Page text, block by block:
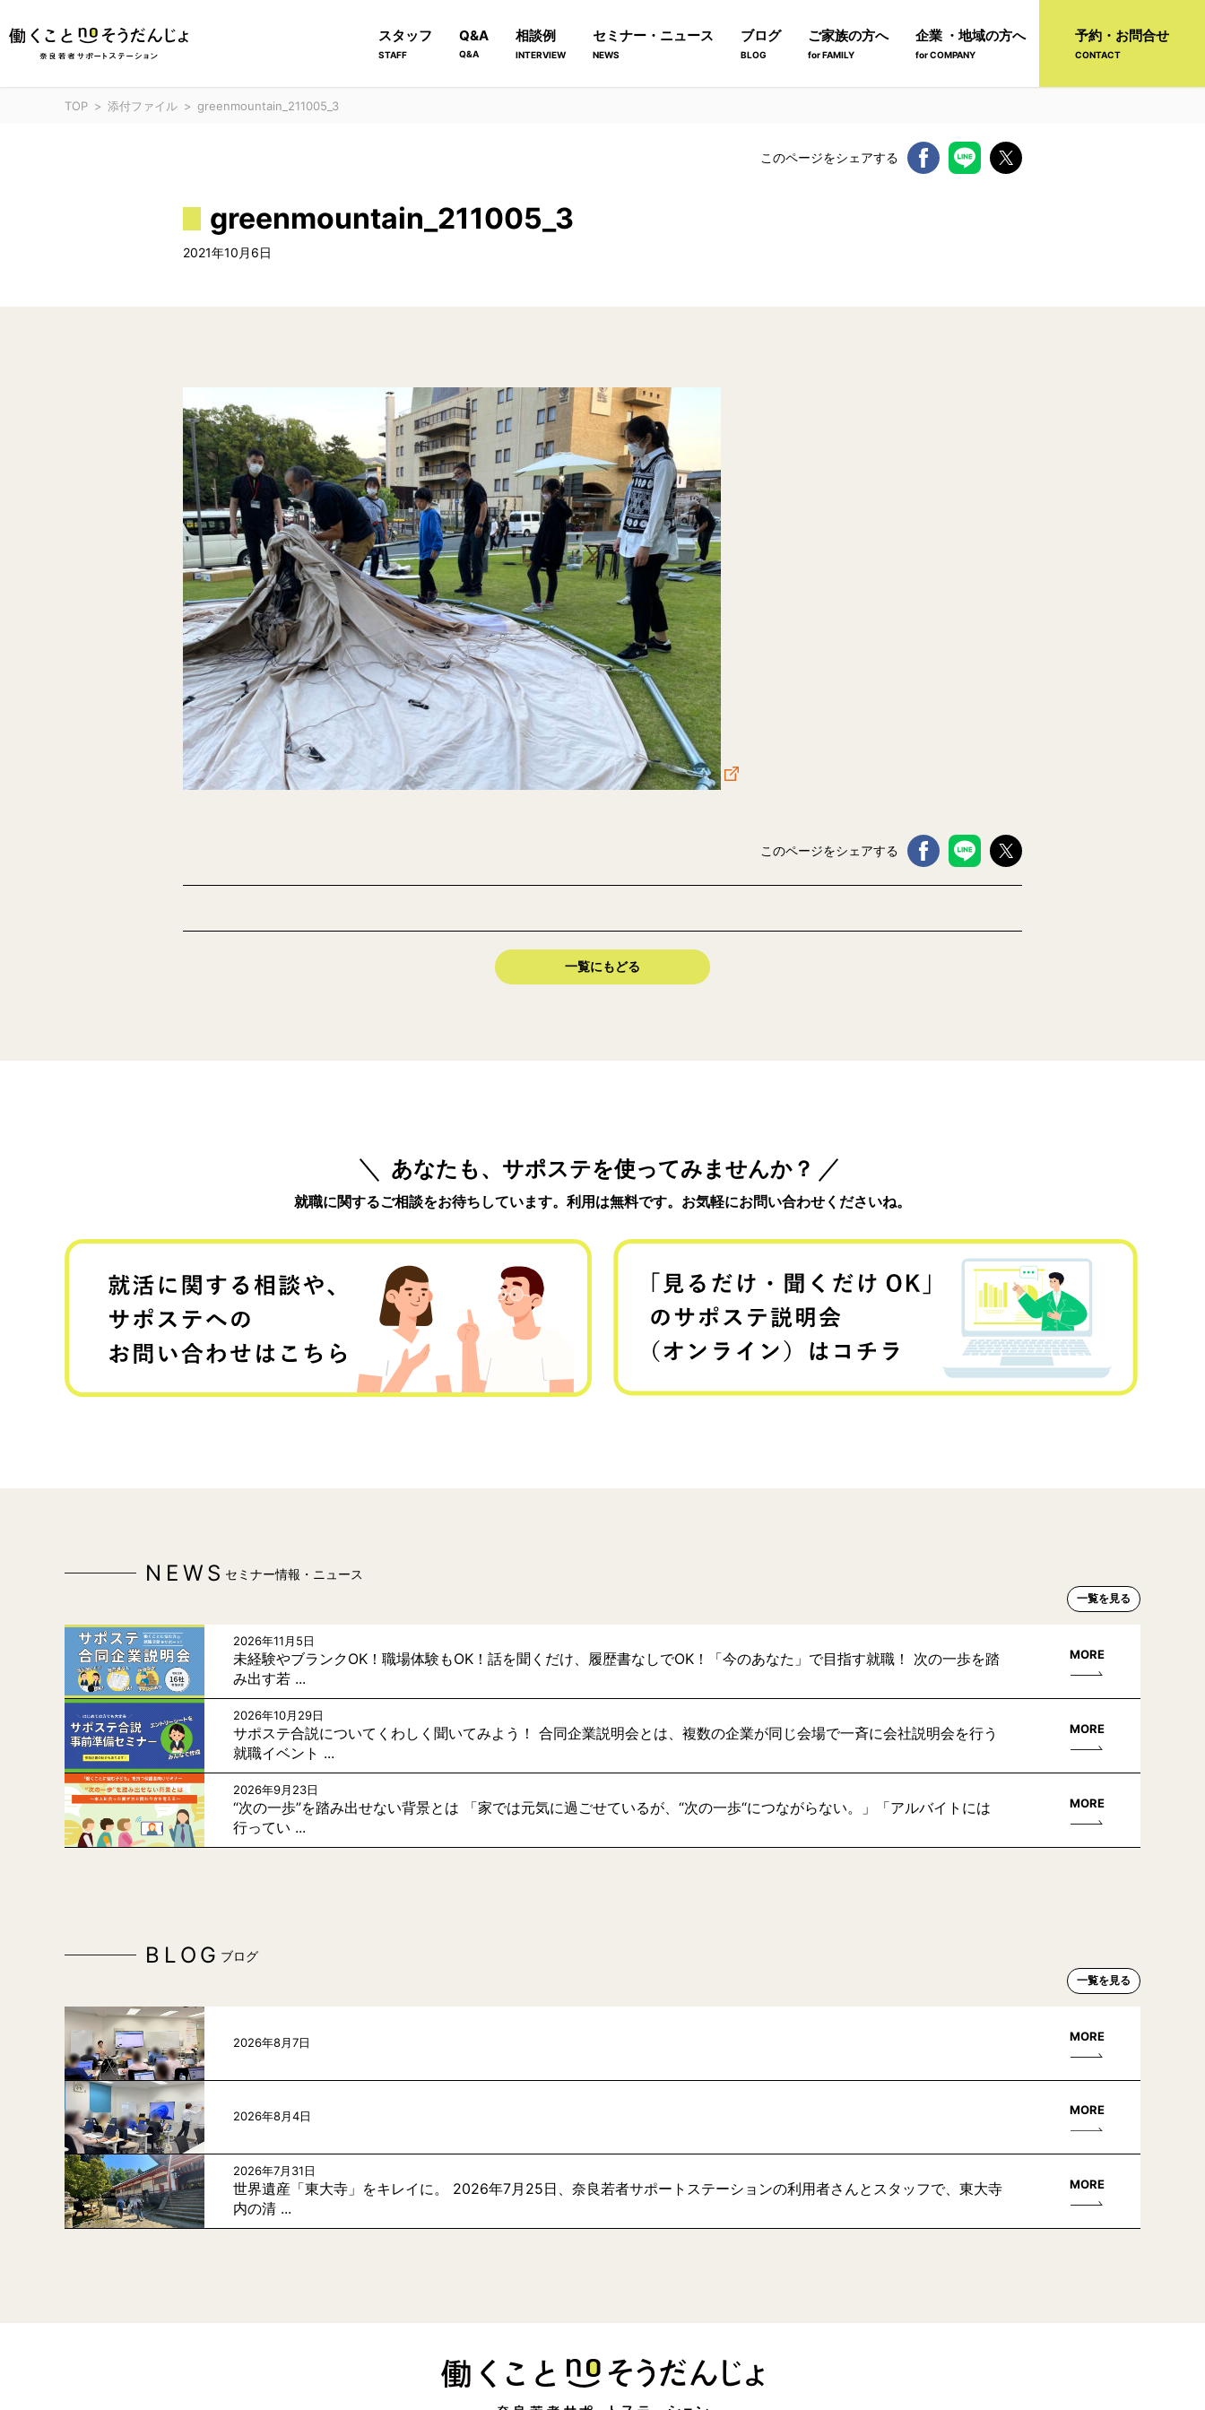
スタッフ
STAFF
Q&A
Q&A
相談例
INTERVIEW
セミナー・ニュース
NEWS
ブログ
BLOG
ご家族の方へ
for FAMILY
企業 ・地域の方へ
for COMPANY
予約・お問合せ
CONTACT
TOP 添付ファイル greenmountain_211005_3
このページをシェアする
greenmountain_211005_3
2021年10月6日
このページをシェアする
一覧にもどる
あなたも、サポステを使ってみませんか？
就職に関するご相談をお待ちしています。利用は無料です。お気軽にお問い合わせくださいね。
NEWS セミナー情報・ニュース
一覧を見る
2026年11月5日
未経験やブランクOK！職場体験もOK！話を聞くだけ、履歴書なしでOK！「今のあなた」で目指す就職！ 次の一歩を踏
み出す若 ...
MORE
2026年10月29日
サポステ合説についてくわしく聞いてみよう！ 合同企業説明会とは、複数の企業が同じ会場で一斉に会社説明会を行う
就職イベント ...
MORE
2026年9月23日
“次の一歩”を踏み出せない背景とは 「家では元気に過ごせているが、“次の一歩“につながらない。」「アルバイトには
行ってい ...
MORE
BLOG ブログ
一覧を見る
2026年8月7日 MORE
2026年8月4日 MORE
2026年7月31日
世界遺産「東大寺」をキレイに。 2026年7月25日、奈良若者サポートステーションの利用者さんとスタッフで、東大寺
内の清 ...
MORE